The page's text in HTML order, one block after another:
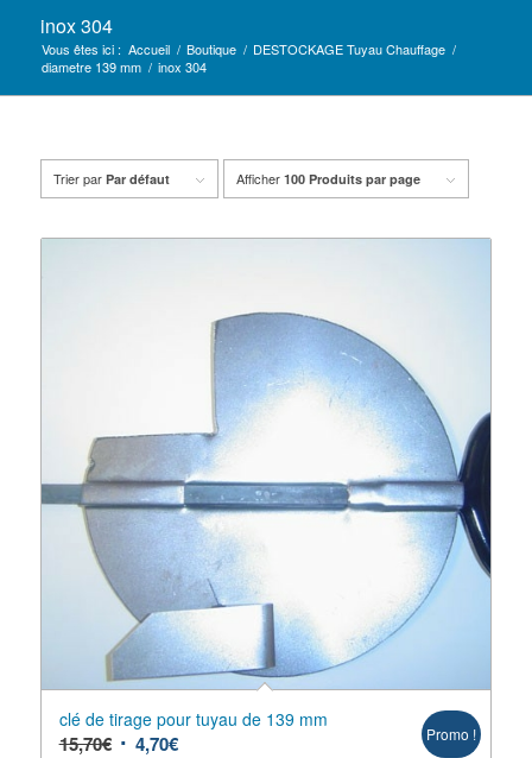
inox 304
Vous êtes ici : Accueil / Boutique / DESTOCKAGE Tuyau Chauffage /
diametre 139 mm / inox 304
Trier par Par défaut Afficher 100 Produits par page
clé de tirage pour tuyau de 139 mm
15,70€ 4,70€ Promo !